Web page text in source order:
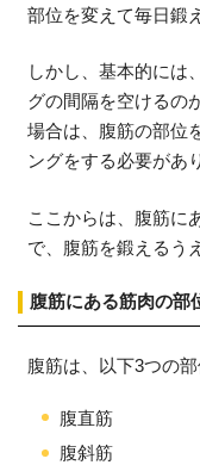
部位を変えて毎日鍛
しかし、基本的には
グの間隔を空けるの
場合は、腹筋の部位
ングをする必要があ
ここからは、腹筋に
で、腹筋を鍛えるう
腹筋にある筋肉の部
腹筋は、以下3つの部
腹直筋
腹斜筋